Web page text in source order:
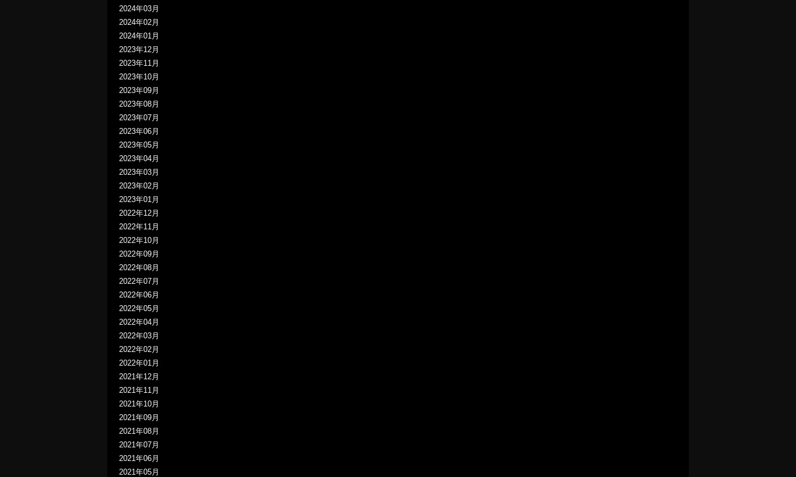
2024年03月
2024年02月
2024年01月
2023年12月
2023年11月
2023年10月
2023年09月
2023年08月
2023年07月
2023年06月
2023年05月
2023年04月
2023年03月
2023年02月
2023年01月
2022年12月
2022年11月
2022年10月
2022年09月
2022年08月
2022年07月
2022年06月
2022年05月
2022年04月
2022年03月
2022年02月
2022年01月
2021年12月
2021年11月
2021年10月
2021年09月
2021年08月
2021年07月
2021年06月
2021年05月